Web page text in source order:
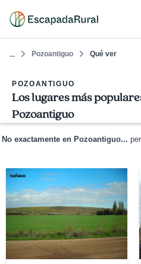
... Pozoantiguo Qué ver
POZOANTIGUO
Los lugares más
Pozoantiguo
No exactamente en Pozoantiguo...
tuñeco